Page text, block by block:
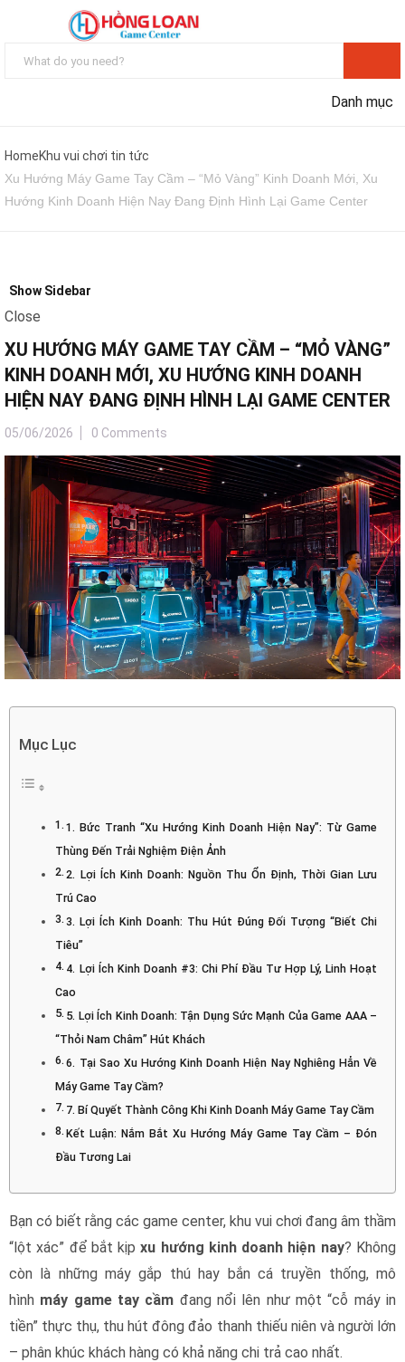
Danh mục
HomeKhu vui chơi tin tức
Xu Hướng Máy Game Tay Cầm – “Mỏ Vàng” Kinh Doanh Mới, Xu
Hướng Kinh Doanh Hiện Nay Đang Định Hình Lại Game Center
Show Sidebar
Close
XU HƯỚNG MÁY GAME TAY CẦM – “MỎ VÀNG”
KINH DOANH MỚI, XU HƯỚNG KINH DOANH
HIỆN NAY ĐANG ĐỊNH HÌNH LẠI GAME CENTER
05/06/2026 0 Comments
Mục Lục
1. Bức Tranh “Xu Hướng Kinh Doanh Hiện Nay”: Từ Game
Thùng Đến Trải Nghiệm Điện Ảnh
2. Lợi Ích Kinh Doanh: Nguồn Thu Ổn Định, Thời Gian Lưu
Trú Cao
3. Lợi Ích Kinh Doanh: Thu Hút Đúng Đối Tượng “Biết Chi
Tiêu”
4. Lợi Ích Kinh Doanh #3: Chi Phí Đầu Tư Hợp Lý, Linh Hoạt
Cao
5. Lợi Ích Kinh Doanh: Tận Dụng Sức Mạnh Của Game AAA –
“Thỏi Nam Châm” Hút Khách
6. Tại Sao Xu Hướng Kinh Doanh Hiện Nay Nghiêng Hẳn Về
Máy Game Tay Cầm?
7. Bí Quyết Thành Công Khi Kinh Doanh Máy Game Tay Cầm
Kết Luận: Nắm Bắt Xu Hướng Máy Game Tay Cầm – Đón
Đầu Tương Lai
Bạn có biết rằng các game center, khu vui chơi đang âm thầm
“lột xác” để bắt kịpxu hướng kinh doanh hiện nay? Không
còn là những máy gắp thú hay bắn cá truyền thống, mô
hình máy game tay cầm đang nổi lên như một “cỗ máy in
tiền” thực thụ, thu hút đông đảo thanh thiếu niên và người lớn
– phân khúc khách hàng có khả năng chi trả cao nhất.